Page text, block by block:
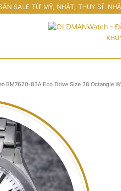
SALE TỪ MỸ, NHẬT, THỤY SĨ.
BM7620-83A Eco Drive Size 38 Octangle